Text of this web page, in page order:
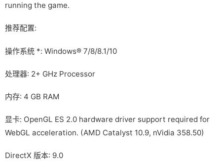
running the game.
推荐配置:
操作系统 *: Windows® 7/8/8.1/10
处理器: 2+ GHz Processor
内存: 4 GB RAM
显卡: OpenGL ES 2.0 hardware driver support required for
WebGL acceleration. (AMD Catalyst 10.9, nVidia 358.50)
DirectX 版本: 9.0